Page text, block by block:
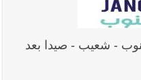
- شعيب - صيدا بعد